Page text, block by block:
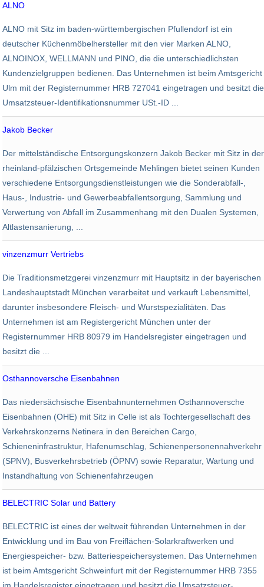
ALNO
2.100
493,2 Mio. EUR
ALNO mit Sitz im baden-württembergischen Pfullendorf ist ein
deutscher Küchenmöbelhersteller mit den vier Marken ALNO,
ALNOINOX, WELLMANN und PINO, die die unterschiedlichsten
Kundenzielgruppen bedienen. Das Unternehmen ist beim Amtsgericht
Ulm mit der Registernummer HRB 727041 eingetragen und besitzt die
Umsatzsteuer-Identifikationsnummer USt.-ID ...
Jakob Becker
2.000
269,13 Mio. EUR
Der mittelständische Entsorgungskonzern Jakob Becker mit Sitz in der
rheinland-pfälzischen Ortsgemeinde Mehlingen bietet seinen Kunden
verschiedene Entsorgungsdienstleistungen wie die Sonderabfall-,
Haus-, Industrie- und Gewerbeabfallentsorgung, Sammlung und
Verwertung von Abfall im Zusammenhang mit den Dualen Systemen,
Altlastensanierung, ...
vinzenzmurr Vertriebs
2.000
Die Traditionsmetzgerei vinzenzmurr mit Hauptsitz in der bayerischen
Landeshauptstadt München verarbeitet und verkauft Lebensmittel,
darunter insbesondere Fleisch- und Wurstspezialitäten. Das
Unternehmen ist am Registergericht München unter der
Registernummer HRB 80979 im Handelsregister eingetragen und
besitzt die ...
Osthannoversche Eisenbahnen
1.565
Das niedersächsische Eisenbahnunternehmen Osthannoversche
Eisenbahnen (OHE) mit Sitz in Celle ist als Tochtergesellschaft des
Verkehrskonzerns Netinera in den Bereichen Cargo,
Schieneninfrastruktur, Hafenumschlag, Schienenpersonennahverkehr
(SPNV), Busverkehrsbetrieb (ÖPNV) sowie Reparatur, Wartung und
Instandhaltung von Schienenfahrzeugen
BELECTRIC Solar und Battery
500
BELECTRIC ist eines der weltweit führenden Unternehmen in der
Entwicklung und im Bau von Freiflächen-Solarkraftwerken und
Energiespeicher- bzw. Batteriespeichersystemen. Das Unternehmen
ist beim Amtsgericht Schweinfurt mit der Registernummer HRB 7355